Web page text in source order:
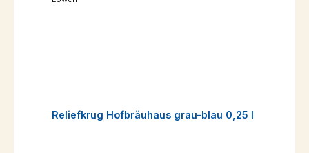
Reliefkrug Hofbräuhaus grau-blau 0,25 l